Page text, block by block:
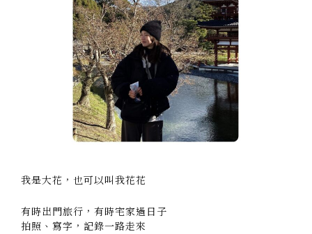
我是大花，也可以叫我花花
有時出門旅行，有時宅家過日子
拍照、寫字，記錄一路走來